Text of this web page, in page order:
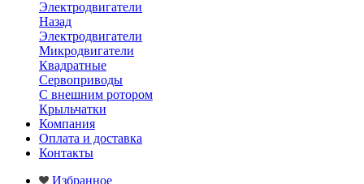
Электродвигатели
Назад
Электродвигатели
Микродвигатели
Квадратные
Сервоприводы
С внешним ротором
Крыльчатки
Компания
Оплата и доставка
Контакты
Избранное